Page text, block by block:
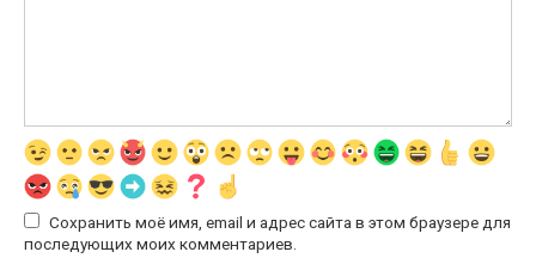
Сохранить моё имя, email и адрес сайта в этом браузере для
последующих моих комментариев.